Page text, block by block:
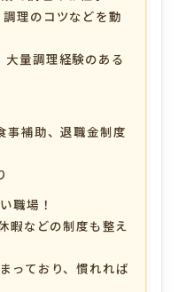
理のコツなどを動
大量調理経験のある
事補助、退職金制度
職場！
暇などの制度も整え
っており、慣れれば